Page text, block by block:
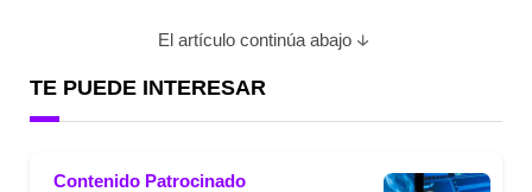
El artículo continúa abajo
TE PUEDE INTERESAR
Contenido Patrocinado